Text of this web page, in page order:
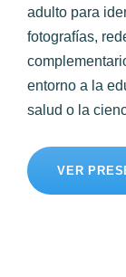
adulto para
fotografías,
entorno a la
salud o la
VER